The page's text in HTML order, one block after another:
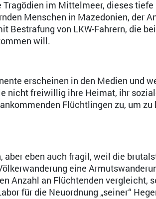
Tragödien im Mittelmeer, dieses
Menschen in Mazedonien, der
Bestrafung von LKW-Fahrern, die
will.
erscheinen in den Medien und
nicht freiwillig ihre Heimat, ihr
Flüchtlingen zu, um
aber eben auch fragil, weil die
eine
Anzahl an Flüchtenden vergleicht,
für die Neuordnung „seiner“